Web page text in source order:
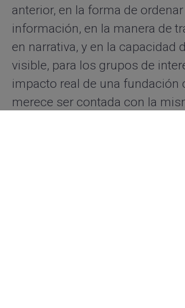
anterior, en la forma de ordenar
información, en la manera de
en narrativa, y en la capacidad
visible, para los grupos de
impacto real de una fundación
merece ser contada con la